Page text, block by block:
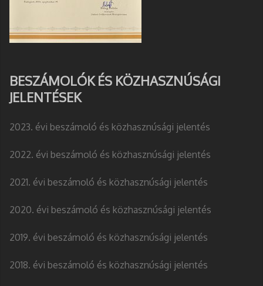
BESZÁMOLÓK ÉS KÖZHASZNÚSÁGI
JELENTÉSEK
2023. évi beszámoló és közhasznúsági jelentés
2022. évi beszámoló és közhasznúsági jelentés
2021. évi beszámoló és közhasznúsági jelentés
2020. évi beszámoló és közhasznúsági jelentés
2019. évi beszámoló és közhasznúsági jelentés
2018. évi beszámoló és közhasznúsági jelentés